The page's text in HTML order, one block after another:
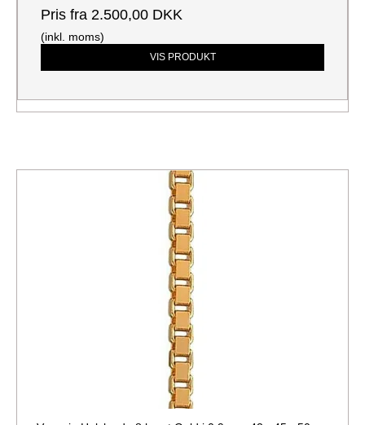
Pris fra 2.500,00 DKK
(inkl. moms)
VIS PRODUKT